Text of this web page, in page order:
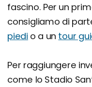
fascino. Per un
consigliamo di
piedi o a un tour
Per raggiungere
come lo Stadio